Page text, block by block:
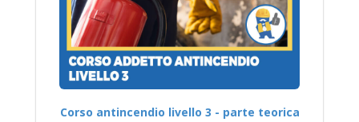
Corso antincendio livello 3 - parte teorica